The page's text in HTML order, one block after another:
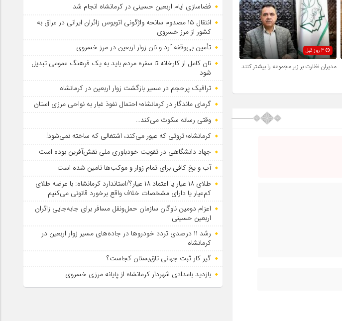
3 روز قبل
مدیران نظارت بر زیر مجموعه را بیشتر کنند
فضاسازی ایام اربعین حسینی در کرمانشاه انجام شد
انتقال ۱۵ مصدوم سانحه واژگونی اتوبوس زائران ایرانی در عراق به
کشور از مرز خسروی
تأمین بی‌وقفه آرد و نان زوار اربعین در مرز خسروی
نان کامل از کارخانه تا سفره مردم باید به یک فرهنگ عمومی تبدیل
شود
ترافیک پرحجم در مسیر بازگشت زوار اربعین در کرمانشاه
گرمای ماندگار در کرمانشاه؛ احتمال نفوذ غبار به نواحی مرزی استان
وقتی رسانه سکوت می‌کند…
کرمانشاه؛ ثروتی که عبور می‌کند، اشتغالی که ساخته نمی‌شود!
جهاد دانشگاهی در تقویت خودباوری ملی نقش‌آفرین بوده است
آب و یخ کافی برای تمام زوار و موکب‌ها تامین شده است
طلای ۱۸ عیار یا اعتماد ۱۸ عیار؟/استاندارد کرمانشاه: با عرضه طلای
کم‌عیار یا دارای مشخصات خلاف واقع برخورد قانونی می‌کنیم
اعزام دومین ناوگان سازمان حمل‌ونقل مسافر برای جابه‌جایی زائران
اربعین حسینی
رشد ۱۱ درصدی تردد خودروها در جاده‌های مسیر زوار اربعین در
کرمانشاه
گیر کار ثبت جهانی تاق‌بستان کجاست؟
بازدید بامدادی شهردار کرمانشاه از پایانه مرزی خسروی